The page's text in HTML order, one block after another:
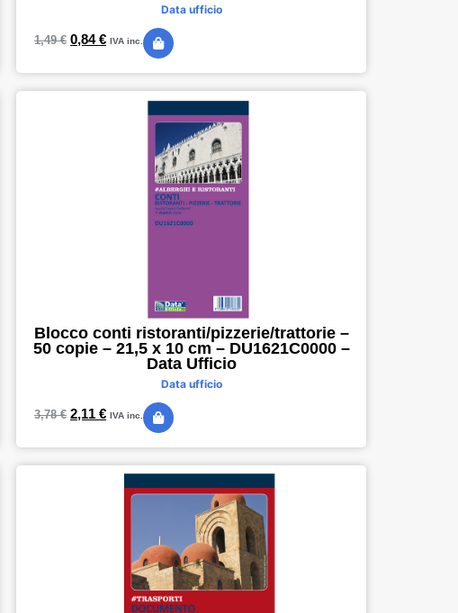
Data ufficio
1,49€ 0,84€ IVA inc.
Blocco conti ristoranti/pizzerie/trattorie –
50 copie – 21,5 x 10 cm – DU1621C0000 –
Data Ufficio
Data ufficio
3,78€ 2,11 € IVA inc.